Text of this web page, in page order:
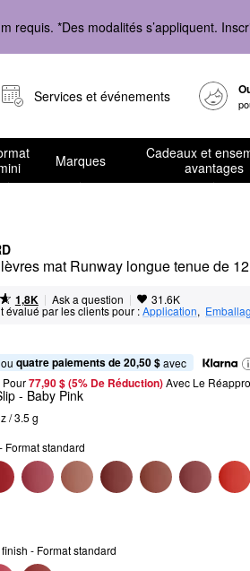
requis. *Des modalités s’appliquent.
Services et événements
Marques
Cadeaux et
avantages
mat Runway longue tenue de
1,8K | Ask a question | 31.6K
évalué par les clients pour :Application,
ou quatre paiements de 20,50 $ avec
Pour77,90 $ (5% De Réduction) Avec Le
- Baby Pink
/ 3.5 g
Format standard
- Format standard